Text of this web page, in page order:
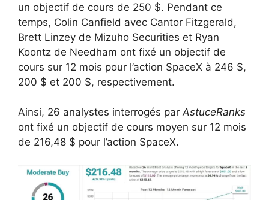
un objectif de cours de 250 $. Pendant ce
temps, Colin Canfield avec Cantor Fitzgerald,
Brett Linzey de Mizuho Securities et Ryan
Koontz de Needham ont fixé un objectif de
cours sur 12 mois pour l’action SpaceX à 246 $,
200 $ et 200 $, respectivement.
Ainsi, 26 analystes interrogés parAstuceRanks
ont fixé un objectif de cours moyen sur 12 mois
de 216,48 $ pour l’action SpaceX.